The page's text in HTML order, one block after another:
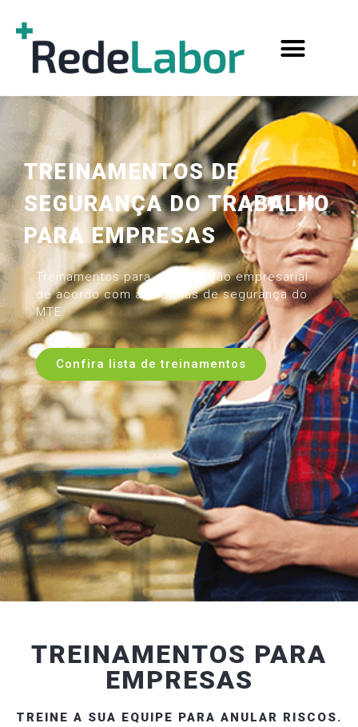
TREINAMENTOS DE
SEGURANÇA DO TRABALHO
PARA EMPRESAS
Treinamentos para capacitação empresarial
de acordo com as normas de segurança do
MTE.
Confira lista de treinamentos
TREINAMENTOS PARA
EMPRESAS
TREINE A SUA EQUIPE PARA ANULAR RISCOS.